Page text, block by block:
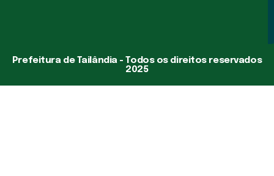
Prefeitura de Tailândia - Todos os direitos reservados
2025